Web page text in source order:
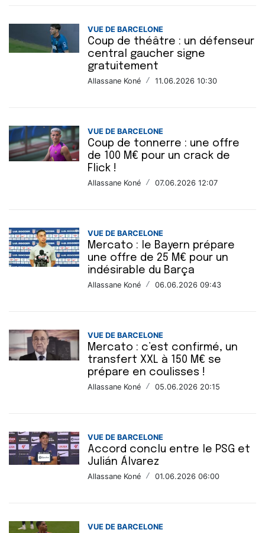
VUE DE BARCELONE
Coup de théâtre : un défenseur
central gaucher signe
gratuitement
Allassane Koné / 11.06.2026 10:30
VUE DE BARCELONE
Coup de tonnerre : une offre
de 100 M€ pour un crack de
Flick !
Allassane Koné / 07.06.2026 12:07
VUE DE BARCELONE
Mercato : le Bayern prépare
une offre de 25 M€ pour un
indésirable du Barça
Allassane Koné / 06.06.2026 09:43
VUE DE BARCELONE
Mercato : c’est confirmé, un
transfert XXL à 150 M€ se
prépare en coulisses !
Allassane Koné / 05.06.2026 20:15
VUE DE BARCELONE
Accord conclu entre le PSG et
Julián Álvarez
Allassane Koné / 01.06.2026 06:00
VUE DE BARCELONE